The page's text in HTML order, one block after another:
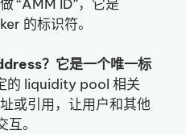
“AMM ID”，它是
的标识符。
？它是一个唯一标
的 liquidity pool 相关
或引用，让用户和其他
。